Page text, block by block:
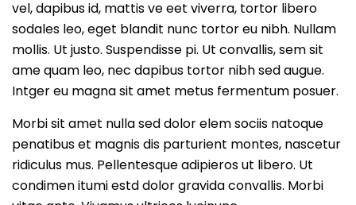
vel, dapibus id, mattis ve eet viverra, tortor libero
sodales leo, eget blandit nunc tortor eu nibh. Nullam
mollis. Ut justo. Suspendisse pi. Ut convallis, sem sit
ame quam leo, nec dapibus tortor nibh sed augue.
Intger eu magna sit amet metus fermentum posuer.
Morbi sit amet nulla sed dolor elem sociis natoque
penatibus et magnis dis parturient montes, nascetur
ridiculus mus. Pellentesque adipieros ut libero. Ut
condimen itumi estd dolor gravida convallis. Morbi